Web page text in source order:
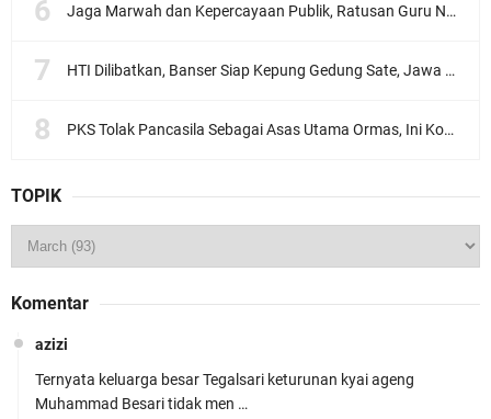
Jaga Marwah dan Kepercayaan Publik, Ratusan Guru Ngaji Kota Malang Serukan Deklarasi Ramah Anak
HTI Dilibatkan, Banser Siap Kepung Gedung Sate, Jawa Barat
PKS Tolak Pancasila Sebagai Asas Utama Ormas, Ini Komentar PBNU
TOPIK
Komentar
azizi
Ternyata keluarga besar Tegalsari keturunan kyai ageng
Muhammad Besari tidak men …